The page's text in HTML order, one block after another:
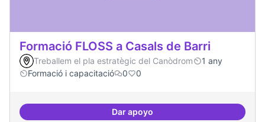
Formació FLOSS a Casals de Barri
Treballem el pla estratègic del Canòdrom
1 any
Formació i capacitació
0 0
Dar apoyoFormació FLOSS a Casals de